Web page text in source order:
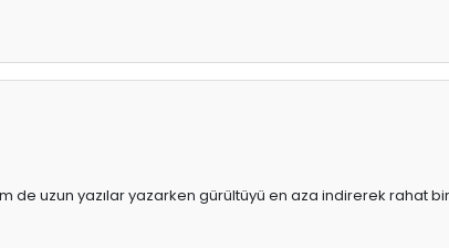
de uzun yazılar yazarken gürültüyü en aza indirerek rahat